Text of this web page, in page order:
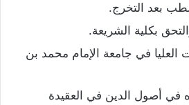
بعد التخرج.
بكلية الشريعة.
العليا في جامعة الإمام محمد بن
أصول الدين في العقيدة